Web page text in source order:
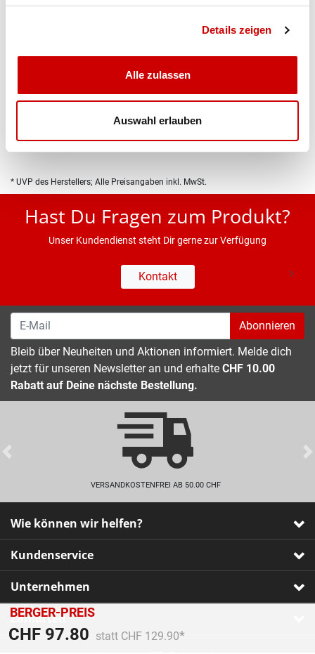
Details zeigen
Alle zulassen
Auswahl erlauben
BERGER-PREIS
CHF 97.80 Preis reduziert von
statt CHF 129.90
An
Eigenschaften
* UVP des Herstellers; Alle Preisangaben inkl. MwSt.
Hast Du Fragen zum Produkt?
Unser Kundendienst steht Dir gerne zur Verfügung
Kontakt
Abonnieren
Bleib über Neuheiten und Aktionen informiert. Melde dich
jetzt für unseren Newsletter an und erhalte CHF 10.00
Rabatt auf Deine nächste Bestellung.
VERSANDKOSTENFREI AB 50.00 CHF
Previous
Wie können wir helfen?
Kundenservice
Unternehmen
Zahlarten